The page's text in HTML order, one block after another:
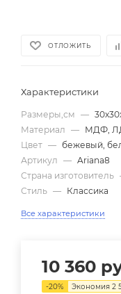
ОТЛОЖИТЬ
Характеристики
Размеры,см —
Материал — МДФ,
Цвет — бежевый,
Артикул — Ariana8
Страна изготовитель
Стиль — Классика
Все характеристики
10 360
-20% Экономия 2